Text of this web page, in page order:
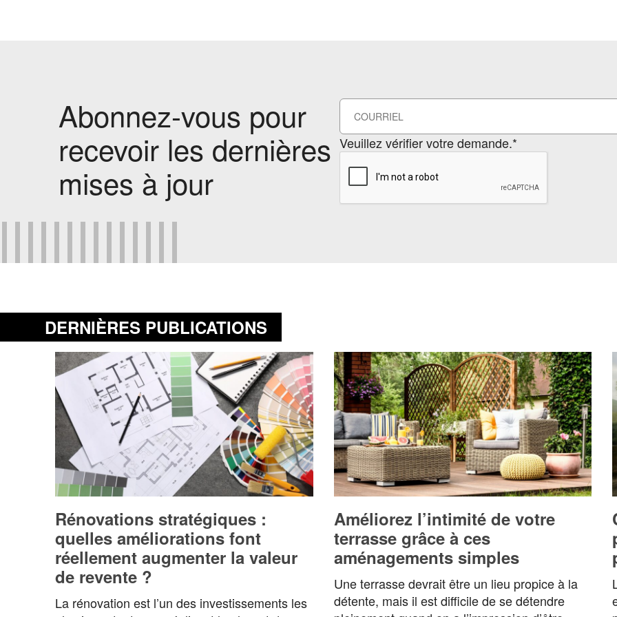
Abonnez-vous pour
recevoir les dernières
mises à jour
Veuillez vérifier votre demande.*
DERNIÈRES PUBLICATIONS
Rénovations stratégiques :
quelles améliorations font
réellement augmenter la valeur
de revente ?
La rénovation est l’un des investissements les
Améliorez l’intimité de votre
terrasse grâce à ces
aménagements simples
Une terrasse devrait être un lieu propice à la
détente, mais il est difficile de se détendre